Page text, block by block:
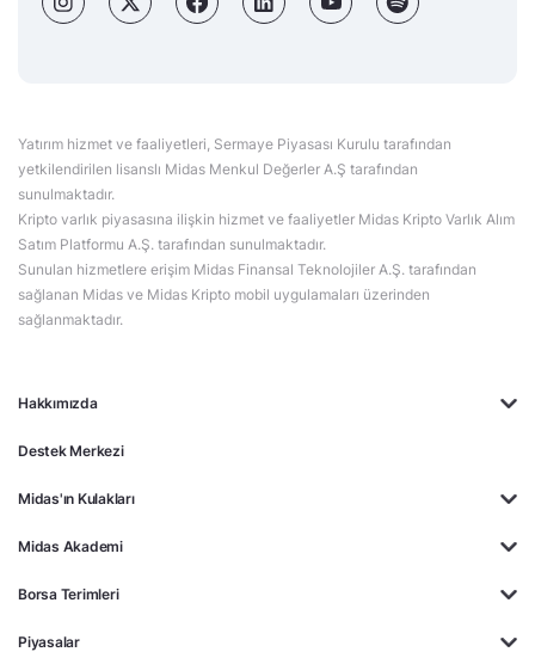
Hakkımızda
Destek Merkezi
Midas'ın Kulakları
Midas Akademi
Borsa Terimleri
Piyasalar
Yatırım hizmet ve faaliyetleri, Sermaye Piyasası Kurulu tarafından
yetkilendirilen lisanslı Midas Menkul Değerler A.Ş tarafından
sunulmaktadır.
Kripto varlık piyasasına ilişkin hizmet ve faaliyetler Midas Kripto Varlık Alım
Satım Platformu A.Ş. tarafından sunulmaktadır.
Sunulan hizmetlere erişim Midas Finansal Teknolojiler A.Ş. tarafından
sağlanan Midas ve Midas Kripto mobil uygulamaları üzerinden
sağlanmaktadır.